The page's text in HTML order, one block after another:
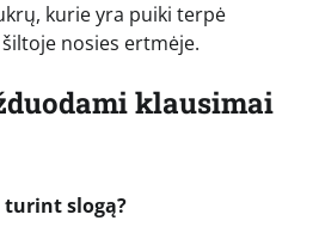
kurie yra puiki terpė
nosies ertmėje.
klausimai
slogą?